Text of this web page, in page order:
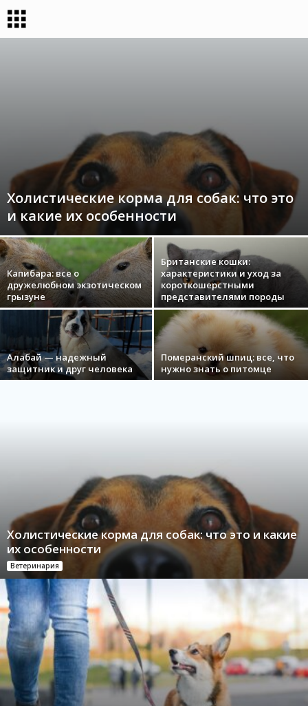
Холистические корма для собак: что это
и какие их особенности
Капибара: все о
дружелюбном экзотическом
грызуне
Британские кошки:
характеристики и уход за
короткошерстными
представителями породы
Алабай — надежный
защитник и друг человека
Померанский шпиц: все, что
нужно знать о питомце
Холистические корма для собак: что это и какие
их особенности
Ветеринария